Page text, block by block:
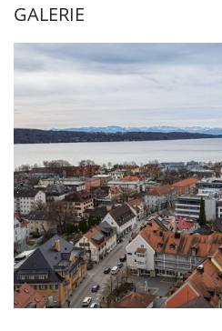
GALERIE